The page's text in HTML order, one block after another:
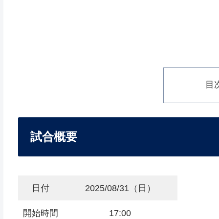
目
試合概要
日付 2025/08/31（日）
開始時間 17:00